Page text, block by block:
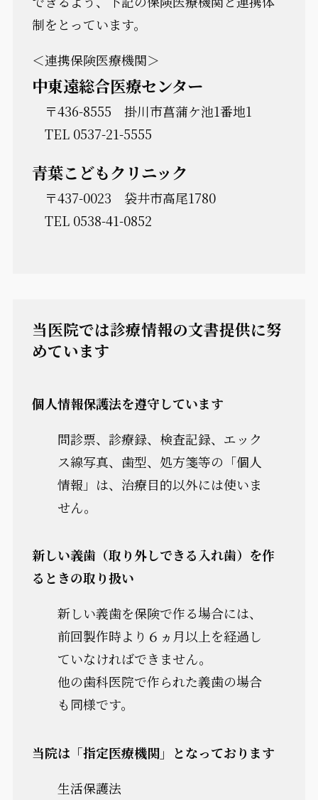
制をとっています。
＜連携保険医療機関＞
中東遠総合医療センター
〒436-8555 掛川市菖蒲ケ池1番地1
TEL 0537-21-5555
青葉こどもクリニック
〒437-0023 袋井市高尾1780
TEL 0538-41-0852
当医院では診療情報の文書提供に努
めています
個人情報保護法を遵守しています
問診票、診療録、検査記録、エック
ス線写真、歯型、処方箋等の「個人
情報」は、治療目的以外には使いま
せん。
新しい義歯（取り外しできる入れ歯）を作
るときの取り扱い
新しい義歯を保険で作る場合には、
前回製作時より６ヵ月以上を経過し
ていなければできません。
他の歯科医院で作られた義歯の場合
も同様です。
当院は「指定医療機関」となっております
生活保護法